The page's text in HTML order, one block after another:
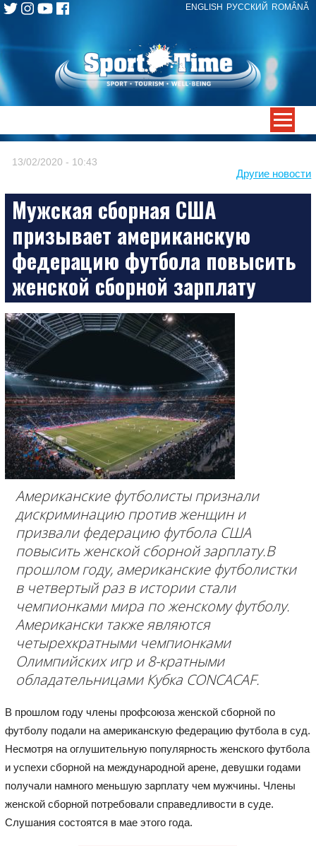
ENGLISH РУССКИЙ ROMÂNĂ
Skip
content
Другие новости
13/02/2020 - 10:43
Мужская сборная США
призывает американскую
федерацию футбола повысить
женской сборной зарплату
Американские футболисты признали
дискриминацию против женщин и
призвали федерацию футбола США
повысить женской сборной зарплату.В
прошлом году, американские футболистки
в четвертый раз в истории стали
чемпионками мира по женскому футболу.
Американски также являются
четырехкратными чемпионками
Олимпийских игр и 8-кратными
обладательницами Кубка CONCACAF.
В прошлом году члены профсоюза женской сборной по
футболу подали на американскую федерацию футбола в суд.
Несмотря на оглушительную популярность женского футбола
и успехи сборной на международной арене, девушки годами
получали намного меньшую зарплату чем мужчины. Члены
женской сборной потребовали справедливости в суде.
Слушания состоятся в мае этого года.